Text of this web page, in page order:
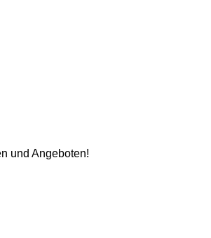
und Angeboten!